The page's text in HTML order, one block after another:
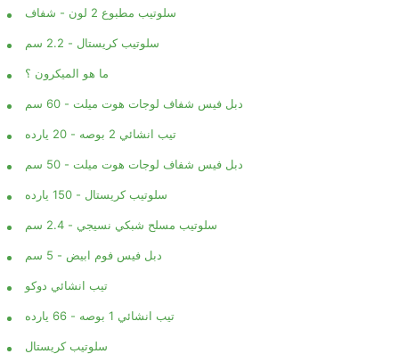
سلوتيب مطبوع 2 لون - شفاف
سلوتيب كريستال - 2.2 سم
ما هو الميكرون ؟
دبل فيس شفاف لوجات هوت ميلت - 60 سم
تيب انشائي 2 بوصه - 20 يارده
دبل فيس شفاف لوجات هوت ميلت - 50 سم
سلوتيب كريستال - 150 يارده
سلوتيب مسلح شبكي نسيجي - 2.4 سم
دبل فيس فوم ابيض - 5 سم
تيب انشائي دوكو
تيب انشائي 1 بوصه - 66 يارده
سلوتيب كريستال